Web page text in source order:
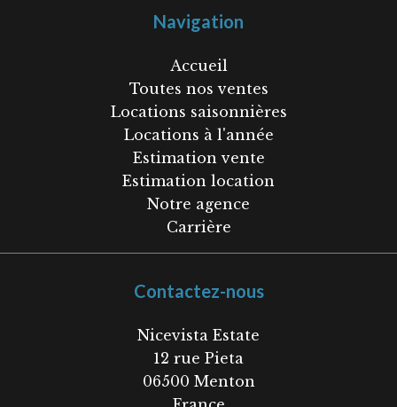
Navigation
Accueil
Toutes nos ventes
Locations saisonnières
Locations à l'année
Estimation vente
Estimation location
Notre agence
Carrière
Contactez-nous
Nicevista Estate
12 rue Pieta
06500 Menton